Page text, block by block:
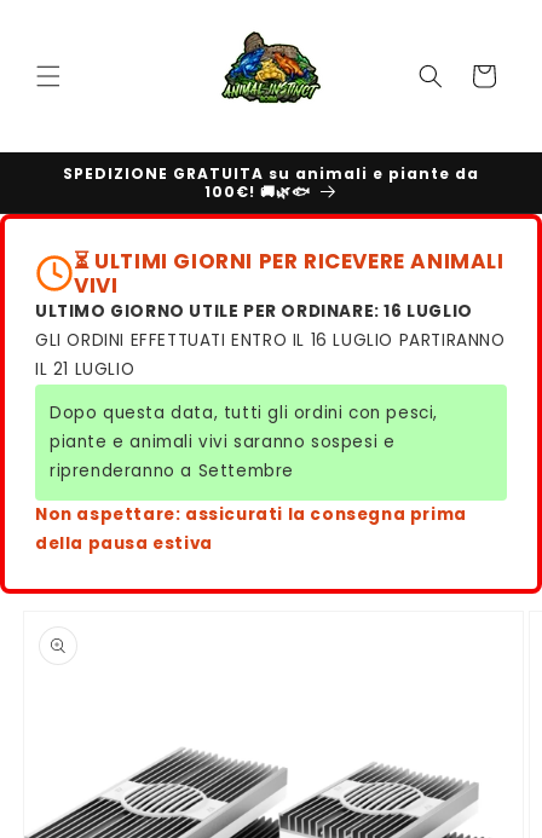
Carrello
SPEDIZIONE GRATUITA su animali e piante da
100€! 🚚🌿🐟
⏳ ULTIMI GIORNI PER RICEVERE ANIMALI
VIVI
ULTIMO GIORNO UTILE PER ORDINARE: 16 LUGLIO
GLI ORDINI EFFETTUATI ENTRO IL 16 LUGLIO PARTIRANNO
IL 21 LUGLIO
Dopo questa data, tutti gli ordini con pesci,
piante e animali vivi saranno sospesi e
riprenderanno a Settembre
Non aspettare: assicurati la consegna prima
della pausa estiva
informazioni
sul
prodotto